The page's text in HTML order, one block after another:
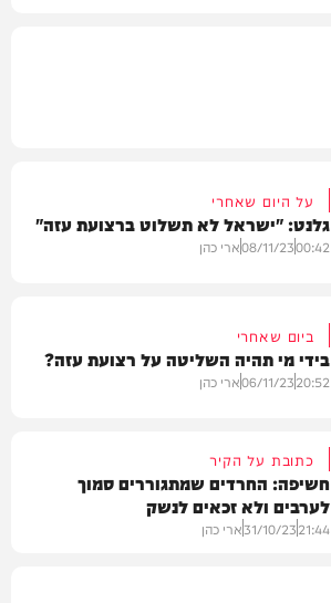
על היום שאחרי
גלנט: "ישראל לא תשלוט ברצועת עזה"
00:42
08/11/23ארי כהן
ביום שאחרי
בידי מי תהיה השליטה על רצועת עזה?
20:52
06/11/23ארי כהן
כתובת על הקיר
חשיפה: החרדים שמתגוררים סמוך
לערבים ולא זכאים לנשק
21:44
31/10/23ארי כהן